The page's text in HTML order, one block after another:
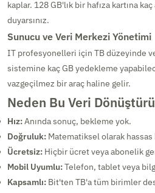
kaplar. 128 GB'lık bir hafıza kartına
duyarsınız.
Sunucu ve Veri Merkezi Yönetimi
IT profesyonelleri için TB düzeyinde
sistemine kaç GB yedekleme
vazgeçilmez bir araç haline gelir.
Neden Bu Veri
Hız:Anında sonuç, bekleme yok.
Doğruluk: Matematiksel olarak hassas
Ücretsiz: Hiçbir ücret veya abonelik
Mobil Uyumlu:Telefon, tablet veya
Kapsamlı: Bit'ten TB'a tüm birimler